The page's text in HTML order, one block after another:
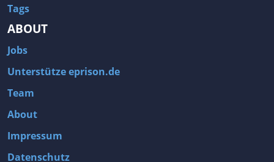
Tags
ABOUT
Jobs
Unterstütze eprison.de
Team
About
Impressum
Datenschutz